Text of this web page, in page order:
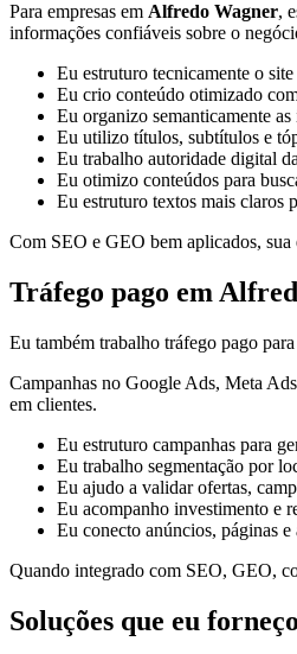
Para empresas em Alfredo Wagner,
informações confiáveis sobre o
Eu estruturo tecnicamente o
Eu crio conteúdo otimizado
Eu organizo semanticamente
Eu utilizo títulos, subtítulos e
Eu trabalho autoridade digital
Eu otimizo conteúdos para
Eu estruturo textos mais claros
Com SEO e GEO bem aplicados, sua
Tráfego pago em
Eu também trabalho tráfego pago
Campanhas no Google Ads, Meta
em clientes.
Eu estruturo campanhas para
Eu trabalho segmentação por
Eu ajudo a validar ofertas,
Eu acompanho investimento e
Eu conecto anúncios, páginas
Quando integrado com SEO, GEO,
Soluções que eu forneço